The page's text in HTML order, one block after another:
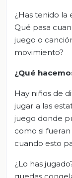
¿Has tenido la
Qué pasa
juego o
movimiento?
¿Qué
Hay niños de
jugar a las
juego donde
como si
cuando esto
¿Lo has